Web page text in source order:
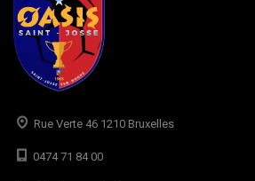
Rue Verte 46 1210 Bruxelles
0474 71 84 00